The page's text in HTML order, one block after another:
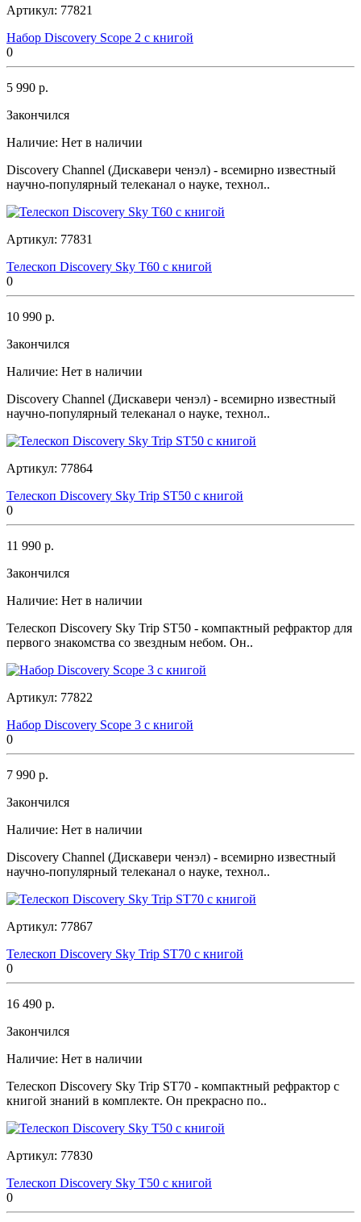
Артикул: 77821
Набор Discovery Scope 2 с книгой
0
5 990 р.
Закончился
Наличие: Нет в наличии
Discovery Channel (Дискавери ченэл) - всемирно известный
научно-популярный телеканал о науке, технол..
Артикул: 77831
Телескоп Discovery Sky T60 с книгой
0
10 990 р.
Закончился
Наличие: Нет в наличии
Discovery Channel (Дискавери ченэл) - всемирно известный
научно-популярный телеканал о науке, технол..
Артикул: 77864
Телескоп Discovery Sky Trip ST50 с книгой
0
11 990 р.
Закончился
Наличие: Нет в наличии
Телескоп Discovery Sky Trip ST50 - компактный рефрактор для
первого знакомства со звездным небом. Он..
Артикул: 77822
Набор Discovery Scope 3 с книгой
0
7 990 р.
Закончился
Наличие: Нет в наличии
Discovery Channel (Дискавери ченэл) - всемирно известный
научно-популярный телеканал о науке, технол..
Артикул: 77867
Телескоп Discovery Sky Trip ST70 с книгой
0
16 490 р.
Закончился
Наличие: Нет в наличии
Телескоп Discovery Sky Trip ST70 - компактный рефрактор с
книгой знаний в комплекте. Он прекрасно по..
Артикул: 77830
Телескоп Discovery Sky T50 с книгой
0